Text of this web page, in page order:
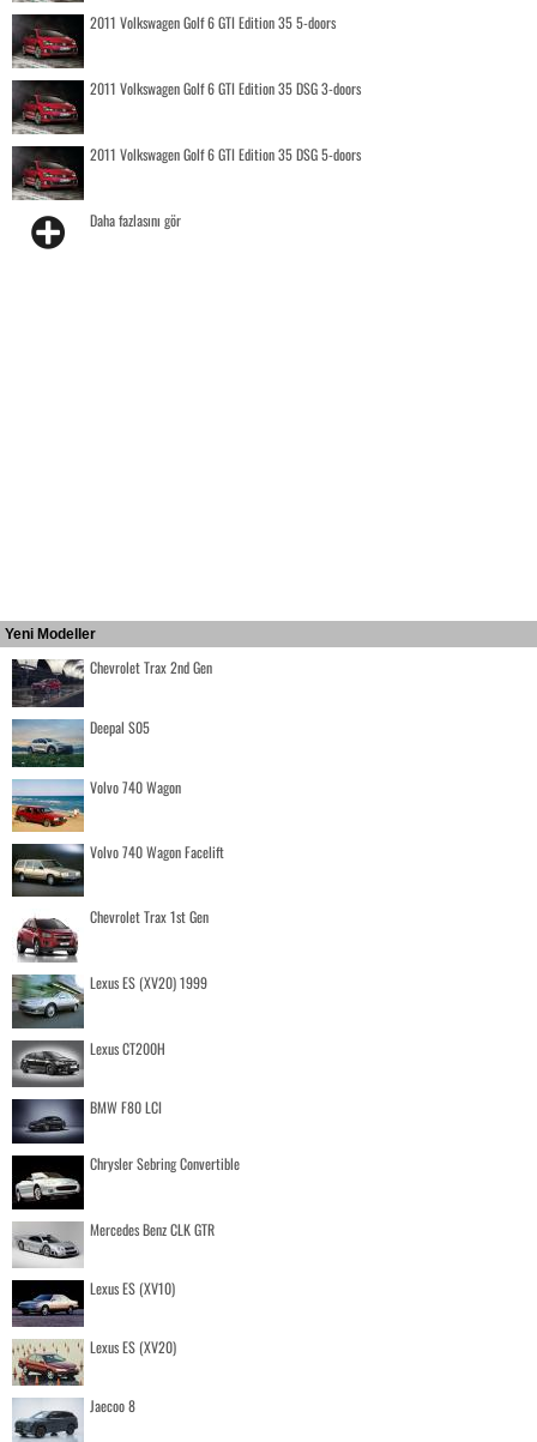
2011 Volkswagen Golf 6 GTI Edition 35 5-doors
2011 Volkswagen Golf 6 GTI Edition 35 DSG 3-doors
2011 Volkswagen Golf 6 GTI Edition 35 DSG 5-doors
Daha fazlasını gör
Yeni Modeller
Chevrolet Trax 2nd Gen
Deepal S05
Volvo 740 Wagon
Volvo 740 Wagon Facelift
Chevrolet Trax 1st Gen
Lexus ES (XV20) 1999
Lexus CT200H
BMW F80 LCI
Chrysler Sebring Convertible
Mercedes Benz CLK GTR
Lexus ES (XV10)
Lexus ES (XV20)
Jaecoo 8